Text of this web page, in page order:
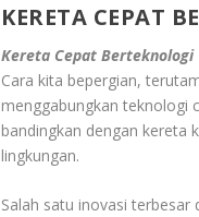
KERETA CEPAT
Kereta Cepat Berteknologi
Cara kita bepergian,
menggabungkan teknologi
bandingkan dengan kereta
lingkungan.
Salah satu inovasi